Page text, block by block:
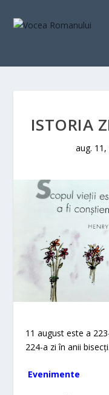
ISTORIA
aug. 11,
11 august este a
224-a zi în anii bisecți.
Evenimente​